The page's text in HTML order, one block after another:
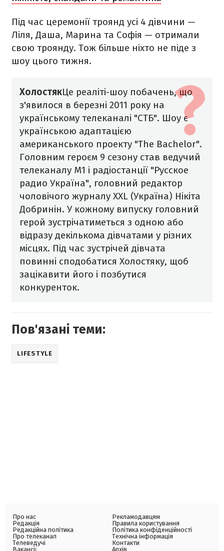
Під час церемонії троянд усі 4 дівчини —
Ліля, Даша, Марина та Софія — отримали
свою троянду. Тож більше ніхто не піде з
шоу цього тижня.
ХолостякЦе реаліті-шоу побачень, що
з'явилося в березні 2011 року на
українському телеканалі "СТБ". Шоу є
українською адаптацією
американського проекту "The Bachelor".
Головним героєм 9 сезону став ведучий
телеканалу М1 і радіостанції "Русское
радио Україна", головний редактор
чоловічого журналу XXL (Україна) Нікіта
Добринін. У кожному випуску головний
герой зустрічатиметься з одною або
відразу декількома дівчатами у різних
місцях. Під час зустрічей дівчата
повинні сподобатися Холостяку, щоб
зацікавити його і позбутися
конкуренток.
Пов'язані теми:
LIFESTYLE
Про нас
Редакція
Редакційна політика
Про телеканал
Телеведучі
Вакансії
Рекламодавцям
Правила користування
Політика конфіденційності
Технічна інформація
Контакти
Архів